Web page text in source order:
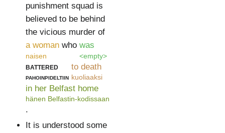
punishment squad is
believed to be behind
the vicious murder of
a woman
naisen
who was
<empty>
battered
pahoinpideltiin
to death
kuoliaaksi
in her Belfast home
hänen Belfastin-kodissaan
.
It is understood some